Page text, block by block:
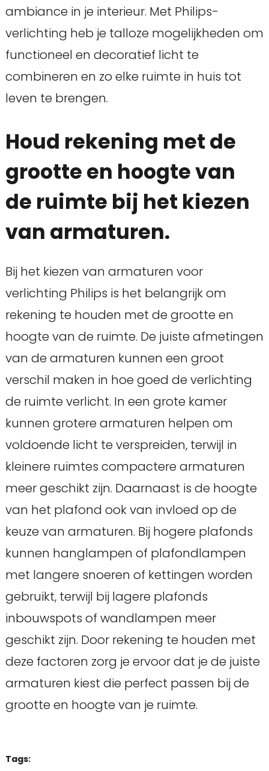
ambiance in je interieur. Met Philips-
verlichting heb je talloze mogelijkheden om
functioneel en decoratief licht te
combineren en zo elke ruimte in huis tot
leven te brengen.
Houd rekening met de
grootte en hoogte van
de ruimte bij het kiezen
van armaturen.
Bij het kiezen van armaturen voor
verlichting Philips is het belangrijk om
rekening te houden met de grootte en
hoogte van de ruimte. De juiste afmetingen
van de armaturen kunnen een groot
verschil maken in hoe goed de verlichting
de ruimte verlicht. In een grote kamer
kunnen grotere armaturen helpen om
voldoende licht te verspreiden, terwijl in
kleinere ruimtes compactere armaturen
meer geschikt zijn. Daarnaast is de hoogte
van het plafond ook van invloed op de
keuze van armaturen. Bij hogere plafonds
kunnen hanglampen of plafondlampen
met langere snoeren of kettingen worden
gebruikt, terwijl bij lagere plafonds
inbouwspots of wandlampen meer
geschikt zijn. Door rekening te houden met
deze factoren zorg je ervoor dat je de juiste
armaturen kiest die perfect passen bij de
grootte en hoogte van je ruimte.
Tags: